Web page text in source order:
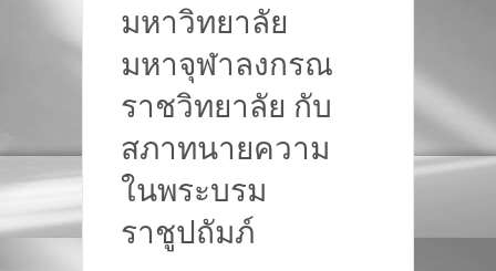
มหาวิทยาลัย
มหาจุฬาลงกรณ
ราชวิทยาลัย กับ
สภาทนายความ
ในพระบรม
ราชูปถัมภ์